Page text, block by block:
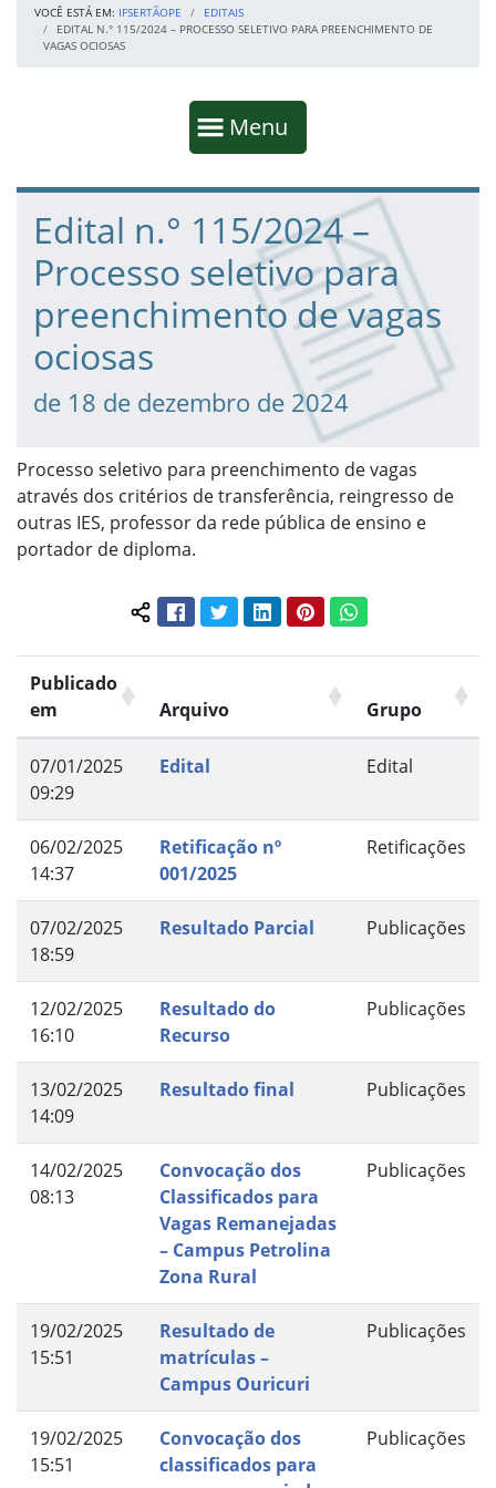
VOCÊ ESTÁ EM: IFSERTÃOPE
EDITAIS
EDITAL N.° 115/2024 – PROCESSO SELETIVO PARA PREENCHIMENTO DE
VAGAS OCIOSAS
Mostrar
Menu
Fim da navegação
Início do conteúdo
Edital n.° 115/2024 –
Processo seletivo para
preenchimento de vagas
ociosas
de 18 de dezembro de 2024
Processo seletivo para preenchimento de vagas
através dos critérios de transferência, reingresso de
outras IES, professor da rede pública de ensino e
portador de diploma.
Compartilhar conteúdo:
FacebookTwitterLinkedInPinterestWhatsApp
Publicado
em
Arquivo Grupo
07/01/2025
09:29
Edital Edital
06/02/2025
14:37
Retificação nº
001/2025
Retificações
07/02/2025
18:59
Resultado Parcial Publicações
12/02/2025
16:10
Resultado do
Recurso
Publicações
13/02/2025
14:09
Resultado final Publicações
14/02/2025
08:13
Convocação dos
Classificados para
Vagas Remanejadas
– Campus Petrolina
Zona Rural
Publicações
19/02/2025
15:51
Resultado de
matrículas –
Campus Ouricuri
Publicações
19/02/2025
15:51
Convocação dos
classificados para
Publicações